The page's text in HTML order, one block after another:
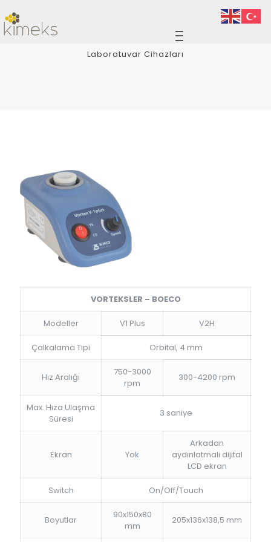
Laboratuvar Cihazları
VORTEKSLER – BOECO
Modeller V1 Plus V2H
Çalkalama Tipi Orbital, 4 mm
Hız Aralığı
750-3000
rpm
300-4200 rpm
Max. Hıza Ulaşma
Süresi
3 saniye
Ekran Yok
Arkadan
aydınlatmalı dijital
LCD ekran
Switch On/Off/Touch
Boyutlar
90x150x80
mm
205x136x138,5 mm